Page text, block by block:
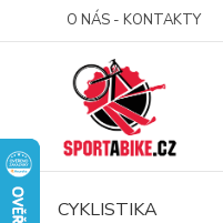
O NÁS - KONTAKTY
CYKLISTIKA